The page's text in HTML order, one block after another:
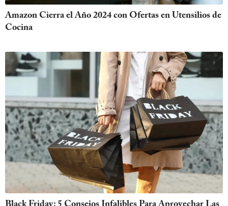
Amazon Cierra el Año 2024 con Ofertas en Utensilios de
Cocina